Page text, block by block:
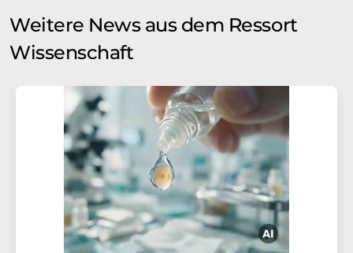
Weitere News aus dem Ressort
Wissenschaft